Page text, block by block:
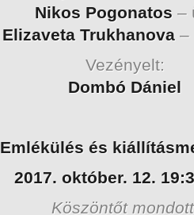
Nikos Pogonatos –
Elizaveta Trukhanova –
Vezényelt:
Dombó Dániel
Emlékülés és
2017. október. 12.
Köszöntőt